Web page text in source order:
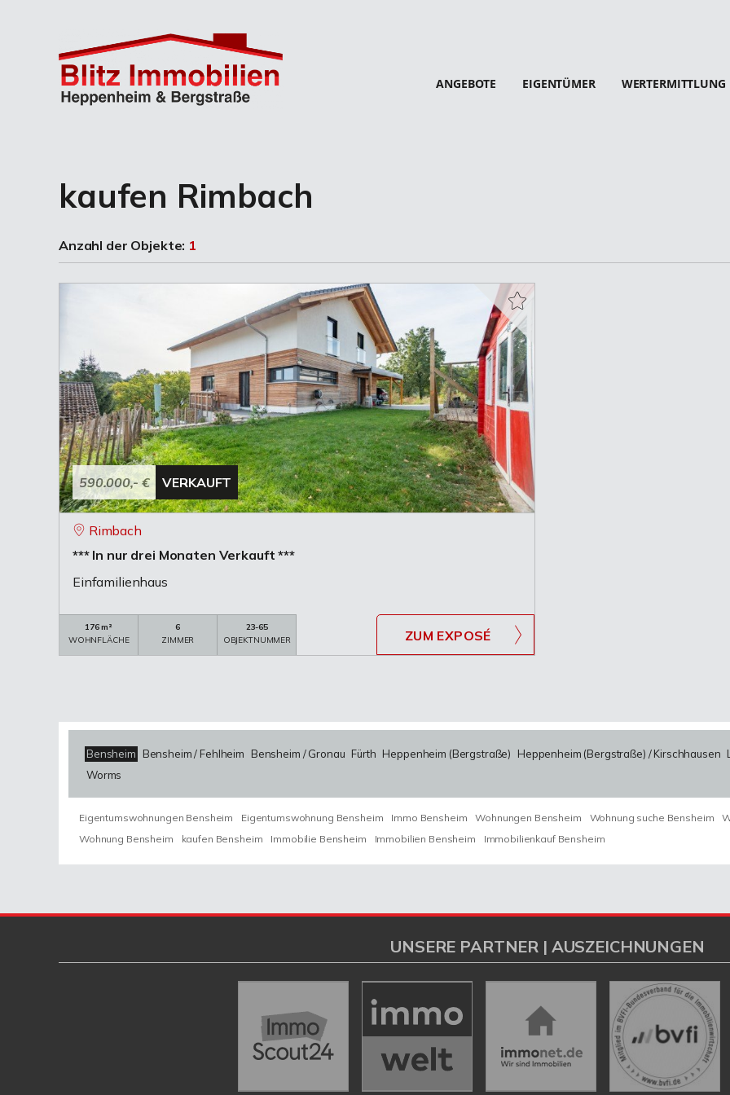
ANGEBOTE EIGENTÜMER WERTERMITTLUNG
kaufen Rimbach
Anzahl der Objekte: 1
590.000,- € VERKAUFT
Rimbach
*** In nur drei Monaten Verkauft ***
Einfamilienhaus
176 m²
WOHNFLÄCHE
6
ZIMMER
23-65
OBJEKTNUMMER
ZUM EXPOSÉ
Bensheim Bensheim / Fehlheim Bensheim / Gronau Fürth Heppenheim (Bergstraße) Heppenheim (Bergstraße) / Kirschhausen
Worms
Eigentumswohnungen Bensheim Eigentumswohnung Bensheim Immo Bensheim Wohnungen Bensheim Wohnung suche Bensheim
Wohnung Bensheim
kaufen Bensheim Immobilie Bensheim Immobilien Bensheim Immobilienkauf Bensheim
UNSERE PARTNER | AUSZEICHNUNGEN